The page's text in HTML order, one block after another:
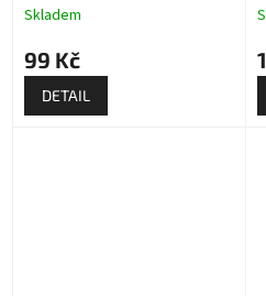
Skladem
99 Kč
DETAIL